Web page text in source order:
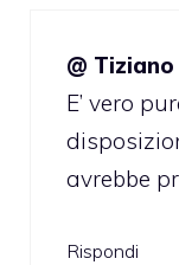
@
E’ vero
avrebbe
Rispondi